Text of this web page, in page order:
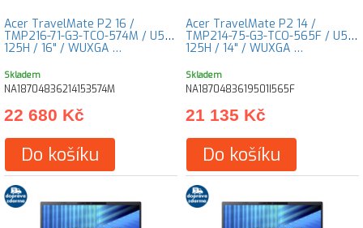
Acer TravelMate P2 16 /
TMP216-71-G3-TCO-574M / U5-
125H / 16" / WUXGA …
Skladem
NA18704836214153574M
22 680 Kč
Do košíku
Acer TravelMate P2 14 /
TMP214-75-G3-TCO-565F / U5-
125H / 14" / WUXGA …
Skladem
NA1870483619501I565F
21 135 Kč
Do košíku